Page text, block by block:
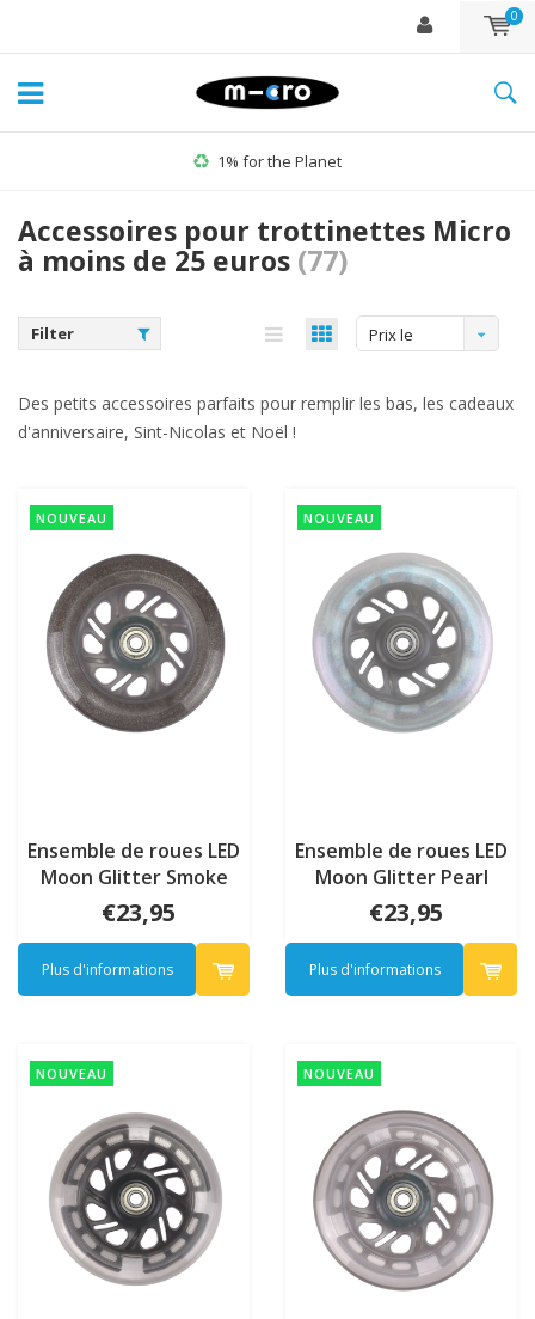
0
30 jours de retour
Accessoires pour trottinettes Micro
à moins de 25 euros (77)
Filter
Prix le
élevé
Des petits accessoires parfaits pour remplir les bas, les cadeaux
d'anniversaire, Sint-Nicolas et Noël !
NOUVEAU
Ensemble de roues LED
Moon Glitter Smoke
120mm
€23,95
Plus d'informations
NOUVEAU
Ensemble de roues LED
Moon Glitter Pearl
120mm
€23,95
Plus d'informations
NOUVEAU NOUVEAU